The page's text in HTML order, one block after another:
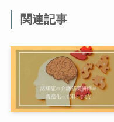
関連記事